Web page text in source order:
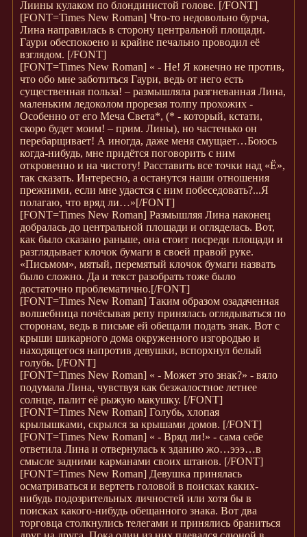
Лиины кулаком по блондинистой голове. [/FONT]
[FONT=Times New Roman] Что-то недовольно бурча,
Лина направилась в сторону центральной площади.
Гаури обеспокоено и крайне печально проводил её
взглядом. [/FONT]
[FONT=Times New Roman] « - Не! Я конечно не против,
что обо мне заботиться Гаури, ведь от него есть
существенная польза! – размышляла разгневанная Лина,
маленьким ледоколом прорезая толпу прохожих -
Особенно от его Меча Света*, (* - который, кстати,
скоро будет моим! – прим. Лины), но частенько он
перебарщивает! А иногда, даже меня смущает…Боюсь
когда-нибудь, мне придётся поговорить с ним
откровенно и на чистоту! Расставить все точки над «Ё»,
так сказать. Интересно, а останутся наши отношения
прежними, если мне удастся с ним побеседовать?...Я
полагаю, что вряд ли…»[/FONT]
[FONT=Times New Roman] Размышляя Лина наконец
добралась до центральной площади и огляделась. Вот,
как было сказано раньше, она стоит посреди площади и
разглядывает клочок бумаги в своей правой руке.
«Письмом», мятый, перемятый клочок бумаги назвать
было сложно. Да и текст разобрать тоже было
достаточно проблематично.[/FONT]
[FONT=Times New Roman] Таким образом озадаченная
волшебница почёсывая репу принялась оглядываться по
сторонам, ведь в письме ей обещали подать знак. Вот с
крыши шикарного дома окруженного изгородью и
находящегося напротив девушки, вспорхнул белый
голубь. [/FONT]
[FONT=Times New Roman] « - Может это знак?» - вяло
подумала Лина, чувствуя как безжалостное летнее
солнце, палит её рыжую макушку. [/FONT]
[FONT=Times New Roman] Голубь, хлопая
крылышками, скрылся за крышами домов. [/FONT]
[FONT=Times New Roman] « - Вряд ли!» - сама себе
ответила Лина и отвернулась к зданию жо…эээ…в
смысле задними карманами своих штанов. [/FONT]
[FONT=Times New Roman] Девушка принялась
осматриваться и вертеть головой в поисках каких-
нибудь подозрительных личностей или хотя бы в
поисках какого-нибудь обещанного знака. Вот два
торговца столкнулись телегами и принялись браниться